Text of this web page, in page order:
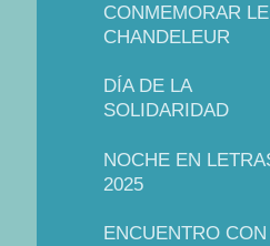
CONMEMORAR LE
CHANDELEUR
DÍA DE LA
SOLIDARIDAD
NOCHE EN
2025
ENCUENTRO CON